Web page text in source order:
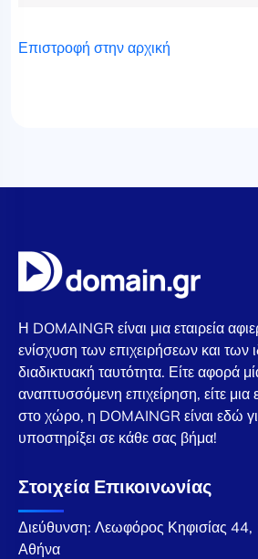
Επιστροφή στην αρχική
Η DOMAINGR είναι μια εταιρεία
ενίσχυση των επιχειρήσεων και των
διαδικτυακή ταυτότητα. Είτε αφορά
αναπτυσσόμενη επιχείρηση, είτε μια
στο χώρο, η DOMAINGR είναι εδώ
υποστηρίξει σε κάθε σας βήμα!
Στοιχεία Επικοινωνίας
Διεύθυνση: Λεωφόρος Κηφισίας
Αθήνα